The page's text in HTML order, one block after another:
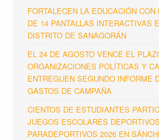
FORTALECEN LA EDUCACIÓN
DE 14 PANTALLAS INTERACTIVAS
DISTRITO DE SANAGORÁN
EL 24 DE AGOSTO VENCE EL
ORGANIZACIONES POLÍTICAS Y
ENTREGUEN SEGUNDO INFORME
GASTOS DE CAMPAÑA
CIENTOS DE ESTUDIANTES
JUEGOS ESCOLARES
PARADEPORTIVOS 2026 EN